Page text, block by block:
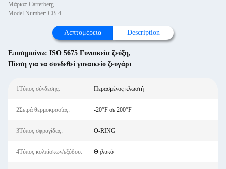
Μάρκα: Carterberg
Model Number: CB-4
Λεπτομέρεια Description
Επισημαίνω: ISO 5675 Γυναικεία ζεύξη,
Πίεση για να συνδεθεί γυναικείο ζευγάρι
1Τύπος σύνδεσης: Περασμένος κλωστή
2Σειρά θερμοκρασίας: -20°F σε 200°F
3Τύπος σφραγίδας: O-RING
4Τύπος κολπίσκων/εξόδου: Θηλυκό